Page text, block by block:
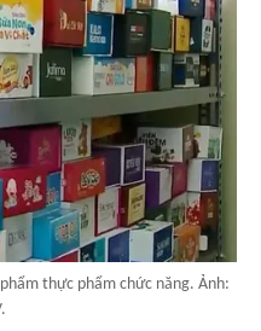
thực phẩm chức năng. Ảnh: